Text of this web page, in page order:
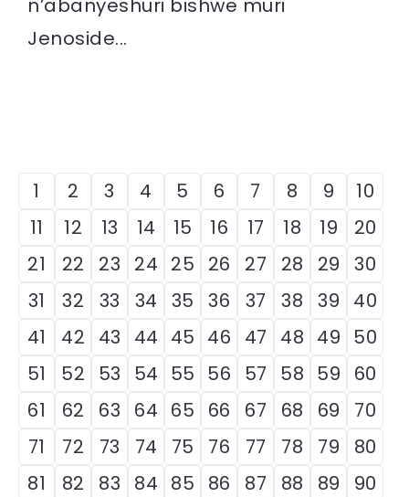
n’abanyeshuri bishwe muri
Jenoside...
1 2 3 4 5 6 7 8 9
10
11
12 13 14 15 16 17 18 19
20
21
22 23 24 25 26 27 28 29
30
31
32 33 34 35 36 37 38 39
40
41
42 43 44 45 46 47 48 49 50
51
52 53 54 55 56 57 58 59
60
61
62 63 64 65 66 67 68 69
70
71
72 73 74 75 76 77 78 79
80
81
82 83 84 85 86 87 88 89
90